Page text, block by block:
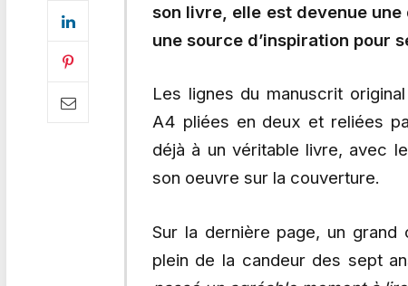
son livre, elle est devenue
une source d’inspiration pour
Les lignes du manuscrit
A4 pliées en deux et reliées
déjà à un véritable livre, avec
son oeuvre sur la couverture.
Sur la dernière page, un
plein de la candeur des sept